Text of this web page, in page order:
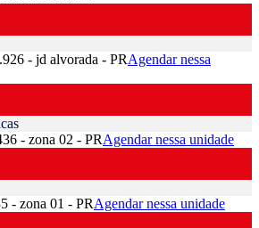
- jd alvorada - PRAgendar nessa
- zona 02 - PRAgendar nessa unidade
- zona 01 - PRAgendar nessa unidade